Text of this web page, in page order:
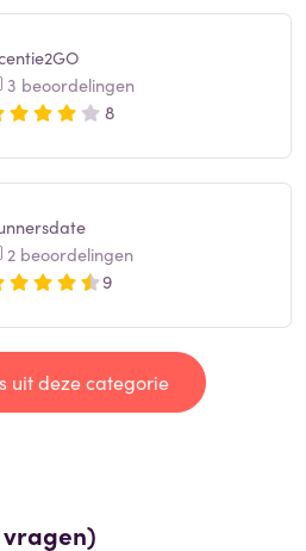
3 beoordelingen
8
2 beoordelingen
9
uit deze categorie
vragen)